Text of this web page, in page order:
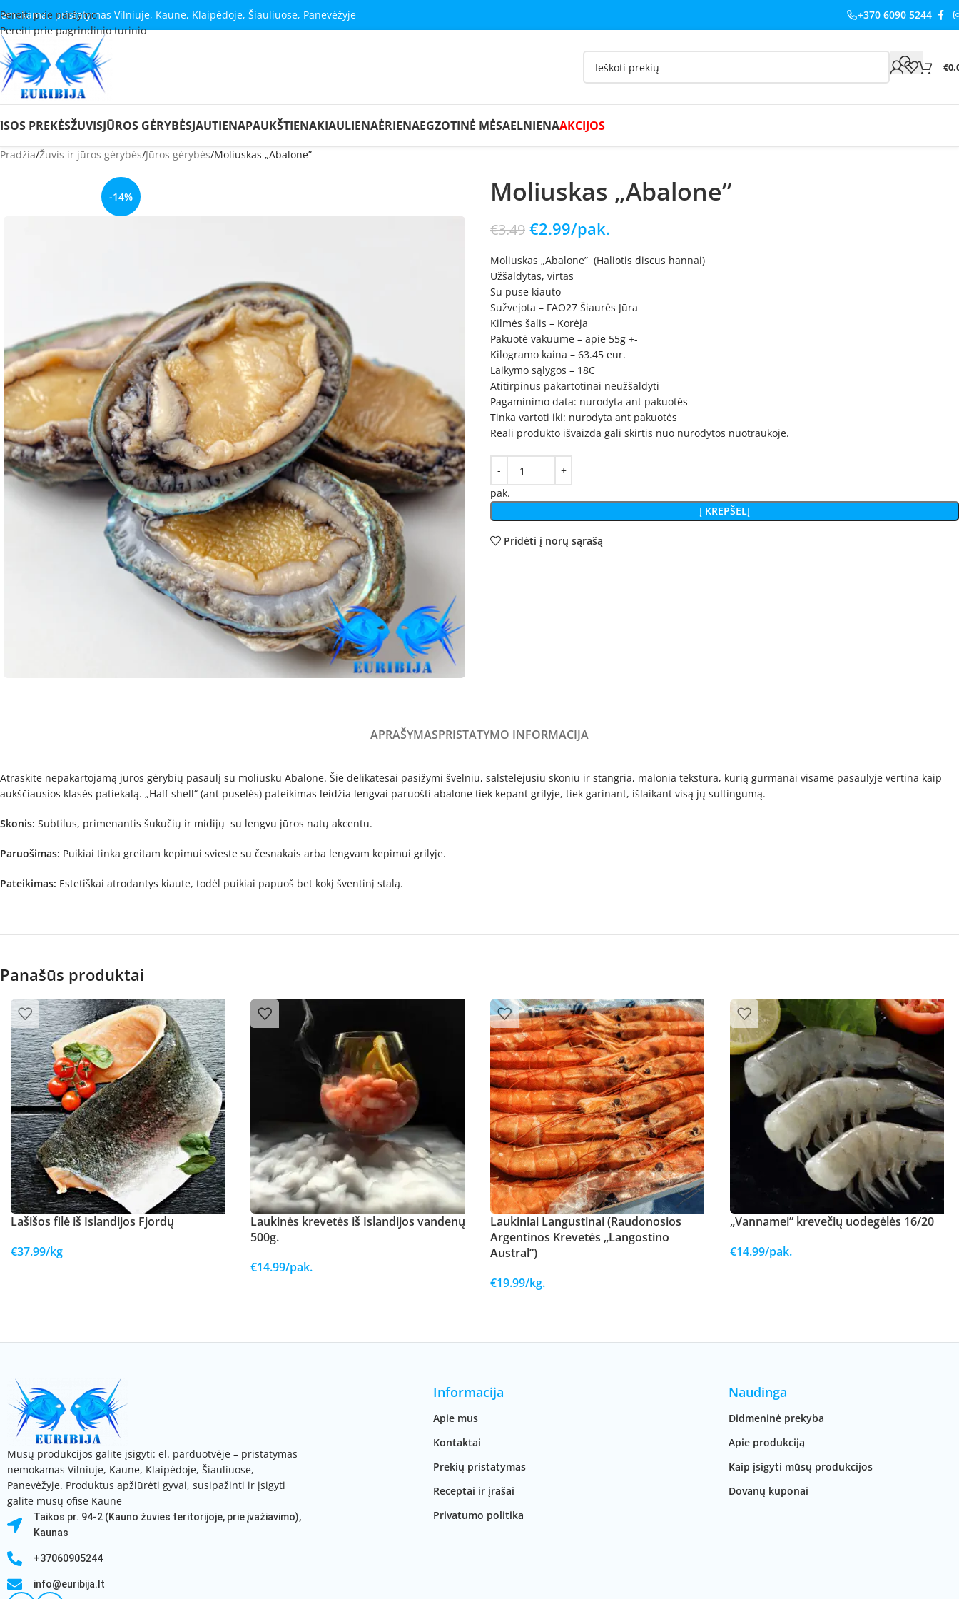
Pereiti prie naršymo
Pereiti prie pagrindinio turinio
pristatymas Vilniuje, Kaune, Klaipėdoje, Šiauliuose, Panevėžyje +370 6090 5244
€
PREKĖSŽUVISJŪROS GĖRYBĖSJAUTIENAPAUKŠTIENAKIAULIENAĖRIENAEGZOTINĖ MĖSAELNIENAAKCIJOS
Pradžia Žuvis ir jūros gėrybės Jūros gėrybės Moliuskas „Abalone”
-14% Moliuskas „Abalone”
€3.49 €2.99/pak.
Moliuskas „Abalone” (Haliotis discus hannai)
Užšaldytas, virtas
Su puse kiauto
Sužvejota – FAO27 Šiaurės Jūra
Kilmės šalis – Korėja
Pakuotė vakuume – apie 55g +-
Kilogramo kaina – 63.45 eur.
Laikymo sąlygos – 18C
Atitirpinus pakartotinai neužšaldyti
Pagaminimo data: nurodyta ant pakuotės
Tinka vartoti iki: nurodyta ant pakuotės
Reali produkto išvaizda gali skirtis nuo nurodytos nuotraukoje.
pak.
Į KREPŠELĮ
Pridėti į norų sąrašą
APRAŠYMASPRISTATYMO INFORMACIJA
Atraskite nepakartojamą jūros gėrybių pasaulį su moliusku Abalone. Šie delikatesai pasižymi švelniu, salstelėjusiu skoniu ir stangria, malonia tekstūra, kurią gurmanai visame pasaulyje vertina kaip
aukščiausios klasės patiekalą. „Half shell“ (ant puselės) pateikimas leidžia lengvai paruošti abalone tiek kepant grilyje, tiek garinant, išlaikant visą jų sultingumą.
Skonis: Subtilus, primenantis šukučių ir midijų su lengvu jūros natų akcentu.
Paruošimas: Puikiai tinka greitam kepimui svieste su česnakais arba lengvam kepimui grilyje.
Pateikimas: Estetiškai atrodantys kiaute, todėl puikiai papuoš bet kokį šventinį stalą.
Panašūs produktai
Lašišos filė iš Islandijos Fjordų
€37.99/kg
Laukinės krevetės iš Islandijos vandenų
500g.
€14.99/pak.
Laukiniai Langustinai (Raudonosios
Argentinos Krevetės „Langostino
Austral”)
€19.99/kg.
„Vannamei” krevečių uodegėlės 16/20
€14.99/pak.
Mūsų produkcijos galite įsigyti: el. parduotvėje – pristatymas
nemokamas Vilniuje, Kaune, Klaipėdoje, Šiauliuose,
Panevėžyje. Produktus apžiūrėti gyvai, susipažinti ir įsigyti
galite mūsų ofise Kaune
Taikos pr. 94-2 (Kauno žuvies teritorijoje, prie įvažiavimo),
Kaunas
+37060905244
info@euribija.lt
Informacija
Apie mus
Kontaktai
Prekių pristatymas
Receptai ir įrašai
Privatumo politika
Naudinga
Didmeninė prekyba
Apie produkciją
Kaip įsigyti mūsų produkcijos
Dovanų kuponai